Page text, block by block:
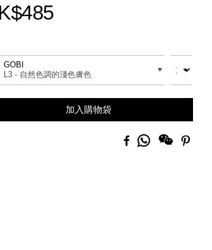
GOBI
L3 - 自然色調的淺色膚色
數量
加入購物袋
Facebook
分